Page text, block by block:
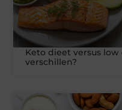
Keto dieet versus low
verschillen?